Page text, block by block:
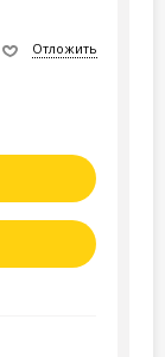
Отложить